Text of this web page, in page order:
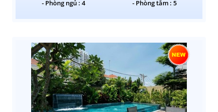
- Phòng ngủ : 4 - Phòng tắm : 5